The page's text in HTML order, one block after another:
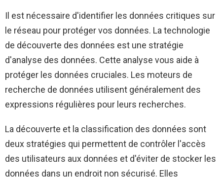
Il est nécessaire d'identifier les données critiques sur
le réseau pour protéger vos données. La technologie
de découverte des données est une stratégie
d'analyse des données. Cette analyse vous aide à
protéger les données cruciales. Les moteurs de
recherche de données utilisent généralement des
expressions régulières pour leurs recherches.
La découverte et la classification des données sont
deux stratégies qui permettent de contrôler l'accès
des utilisateurs aux données et d'éviter de stocker les
données dans un endroit non sécurisé. Elles